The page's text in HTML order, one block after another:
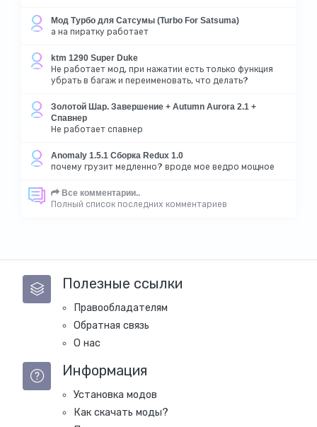
Мод Турбо для Сатсумы (Turbo For Satsuma)
а на пиратку работает
ktm 1290 Super Duke
Не работает мод, при нажатии есть только функция
убрать в багаж и переименовать, что делать?
Золотой Шар. Завершение + Autumn Aurora 2.1 +
Спавнер
Не работает спавнер
Anomaly 1.5.1 Сборка Redux 1.0
почему грузит медленно? вроде мое ведро мощное
Все комментарии..
Полный список последних комментариев
Полезные ссылки
Правообладателям
Обратная связь
О нас
Информация
Установка модов
Как скачать моды?